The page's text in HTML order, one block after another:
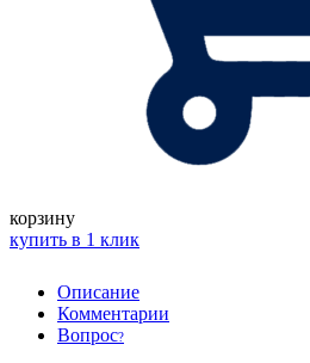
корзину
купить в 1 клик
Описание
Комментарии
Вопрос?